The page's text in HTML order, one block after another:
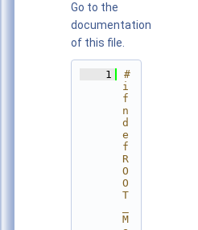
Go to the
documentation
of this file.
    1
#
i
f
n
d
e
f
R
O
O
T
M